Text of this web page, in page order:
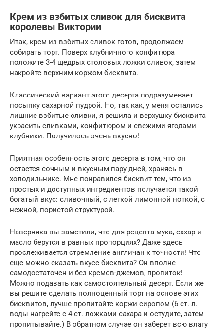
Крем из взбитых сливок для бисквита
королевы Виктории
Итак, крем из взбитых сливок готов, продолжаем
собирать торт. Поверх клубничного конфитюра
положите 3-4 щедрых столовых ложки сливок, затем
накройте верхним коржом бисквита.
Классический вариант этого десерта подразумевает
посыпку сахарной пудрой. Но, так как, у меня остались
лишние взбитые сливки, я решила и верхушку бисквита
украсить сливками, конфитюром и свежими ягодами
клубники. Получилось очень вкусно!
Приятная особенность этого десерта в том, что он
остается сочным и вкусным пару дней, хранясь в
холодильнике. Мне понравился бисквит тем, что из
простых и доступных ингредиентов получается такой
богатый вкус: сливочный, с легкой лимонной ноткой, с
нежной, пористой структурой.
Наверняка вы заметили, что для рецепта мука, сахар и
масло берутся в равных пропорциях? Даже здесь
прослеживается стремление англичан к точности! Что
еще можно сказать вкусе бисквита? Он вполне
самодостаточен и без кремов-джемов, пропиток!
Можно подавать как самостоятельный десерт. Если же
вы решите сделать полноценный торт на основе этих
бисквитов, лучше пропитайте коржи сиропом (6 ст. л.
воды нагрейте с 4 ст. ложками сахара и остудите, затем
пропитывайте.) В обратном случае он заберет всю влагу